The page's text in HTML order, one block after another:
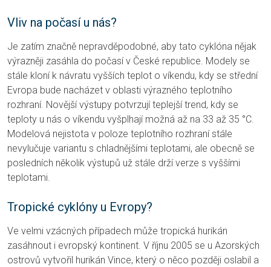
Vliv na počasí u nás?
Je zatím značně nepravděpodobné, aby tato cyklóna nějak
výrazněji zasáhla do počasí v České republice. Modely se
stále kloní k návratu vyšších teplot o víkendu, kdy se střední
Evropa bude nacházet v oblasti výrazného teplotního
rozhraní. Novější výstupy potvrzují teplejší trend, kdy se
teploty u nás o víkendu vyšplhají možná až na 33 až 35 °C.
Modelová nejistota v poloze teplotního rozhraní stále
nevylučuje variantu s chladnějšími teplotami, ale obecně se
posledních několik výstupů už stále drží verze s vyššími
teplotami.
Tropické cyklóny u Evropy?
Ve velmi vzácných případech může tropická hurikán
zasáhnout i evropský kontinent. V říjnu 2005 se u Azorských
ostrovů vytvořil hurikán Vince, který o něco později oslabil a